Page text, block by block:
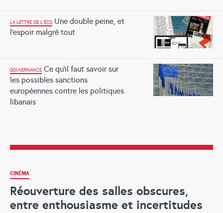
LA LETTRE DE L'ÉCO Une double peine, et
l’espoir malgré tout
GOUVERNANCE Ce qu’il faut savoir sur
les possibles sanctions
européennes contre les politiques
libanais
CINÉMA
Réouverture des salles obscures,
entre enthousiasme et incertitudes